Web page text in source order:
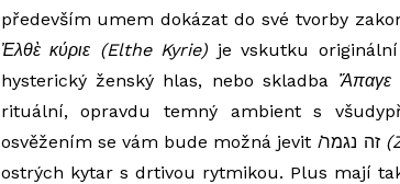
především umem dokázat do své tvorby
Ἐλθὲ κύριε (Elthe Kyrie) je vskutku
hysterický ženský hlas, nebo skladba Ἄπαγε
rituální, opravdu temný ambient s
osvěžením se vám bude možná jevit iזה נגמר
ostrých kytar s drtivou rytmikou. Plus mají